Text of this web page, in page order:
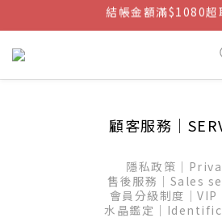
結帳金額滿$1080超
結帳金額滿$1080超
顧客服務
隱私政策
售後服務│Sales
會員分級制度
水晶鑑定